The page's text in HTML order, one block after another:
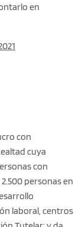
en
con
cuya
con
personas en
laboral, centros